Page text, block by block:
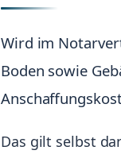
Wird im
Boden sowie
Das gilt selbst